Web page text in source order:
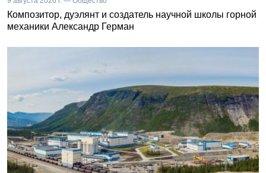
Композитор, дуэлянт и создатель научной школы горной
механики Александр Герман